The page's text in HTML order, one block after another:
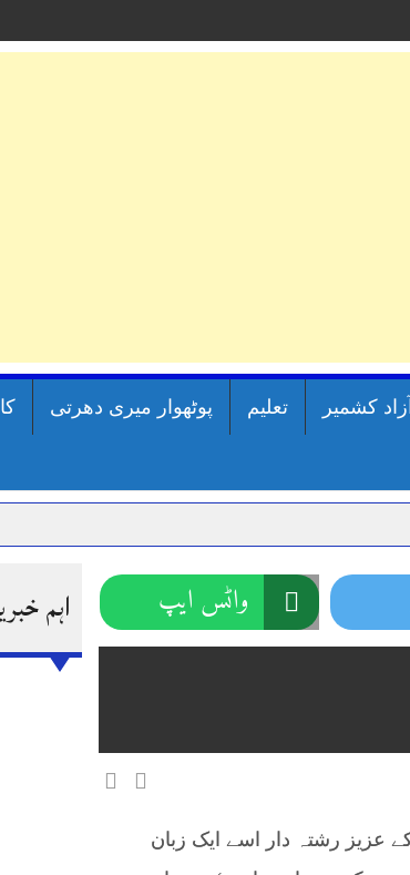
آزاد کشمیر تعلیم پوٹھوار میری دھرتی
چارسدہ کا بہادر سپوت وطن کی حرمت پر
اہم واٹس ایپ
عزیز رشتہ دار اسے ایک زبان